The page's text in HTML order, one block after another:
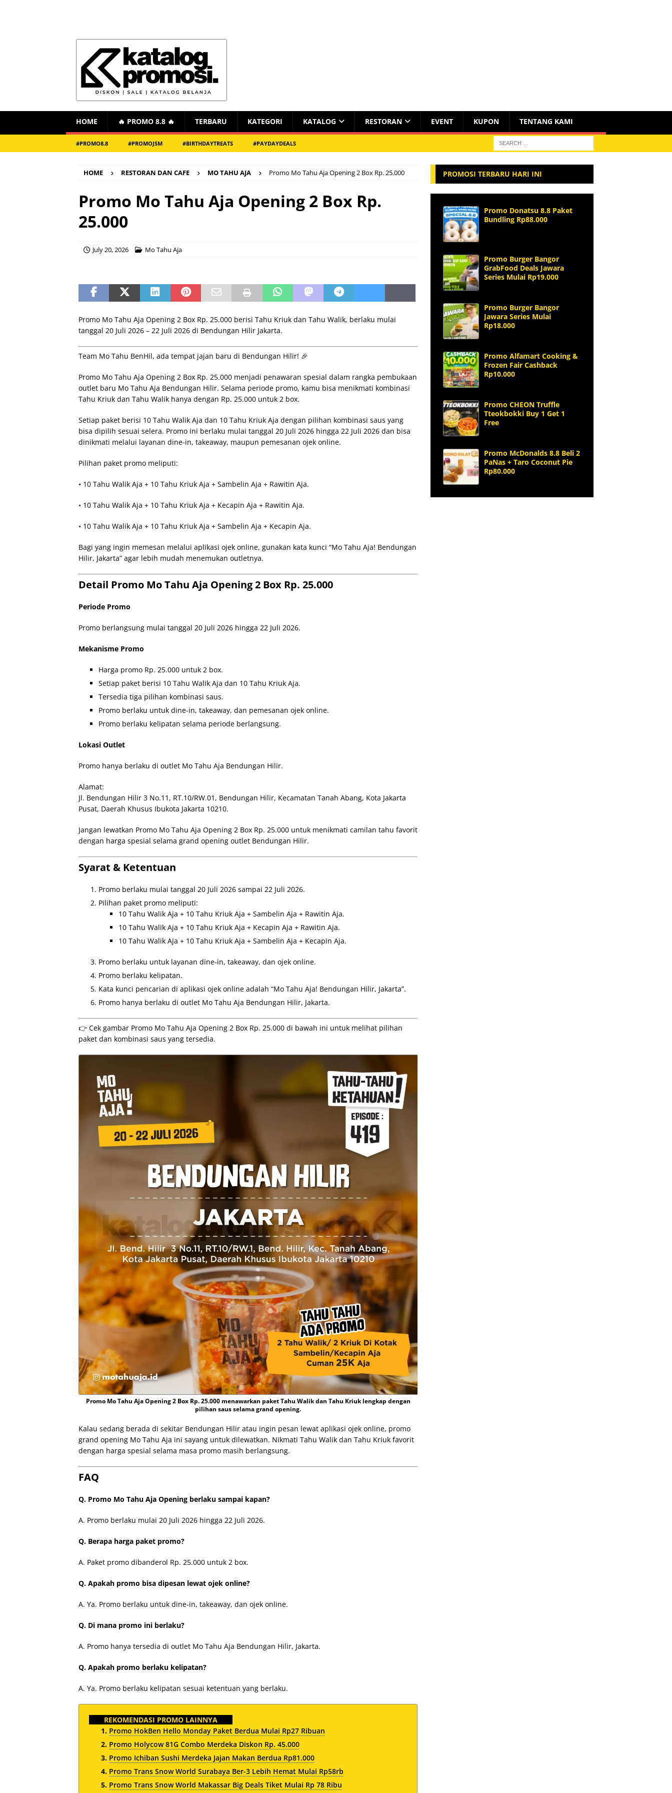
HOME 🔥 PROMO 8.8 🔥 TERBARU KATEGORI KATALOG RESTORAN EVENT KUPON TENTANG KAMI
#PROMO8.8 #PROMOJSM #BIRTHDAYTREATS #PAYDAYDEALS
HOME RESTORAN DAN CAFE MO TAHU AJA Promo Mo Tahu Aja Opening 2 Box Rp. 25.000
Promo Mo Tahu Aja Opening 2 Box Rp.
25.000
July 20, 2026 Mo Tahu Aja
Promo Mo Tahu Aja Opening 2 Box Rp. 25.000 berisi Tahu Kriuk dan Tahu Walik, berlaku mulai
tanggal 20 Juli 2026 – 22 Juli 2026 di Bendungan Hilir Jakarta.
Team Mo Tahu BenHil, ada tempat jajan baru di Bendungan Hilir! 🎉
Promo Mo Tahu Aja Opening 2 Box Rp. 25.000 menjadi penawaran spesial dalam rangka pembukaan
outlet baru Mo Tahu Aja Bendungan Hilir. Selama periode promo, kamu bisa menikmati kombinasi
Tahu Kriuk dan Tahu Walik hanya dengan Rp. 25.000 untuk 2 box.
Setiap paket berisi 10 Tahu Walik Aja dan 10 Tahu Kriuk Aja dengan pilihan kombinasi saus yang
bisa dipilih sesuai selera. Promo ini berlaku mulai tanggal 20 Juli 2026 hingga 22 Juli 2026 dan bisa
dinikmati melalui layanan dine-in, takeaway, maupun pemesanan ojek online.
Pilihan paket promo meliputi:
• 10 Tahu Walik Aja + 10 Tahu Kriuk Aja + Sambelin Aja + Rawitin Aja.
• 10 Tahu Walik Aja + 10 Tahu Kriuk Aja + Kecapin Aja + Rawitin Aja.
• 10 Tahu Walik Aja + 10 Tahu Kriuk Aja + Sambelin Aja + Kecapin Aja.
Bagi yang ingin memesan melalui aplikasi ojek online, gunakan kata kunci “Mo Tahu Aja! Bendungan
Hilir, Jakarta” agar lebih mudah menemukan outletnya.
Detail Promo Mo Tahu Aja Opening 2 Box Rp. 25.000
Periode Promo
Promo berlangsung mulai tanggal 20 Juli 2026 hingga 22 Juli 2026.
Mekanisme Promo
Harga promo Rp. 25.000 untuk 2 box.
Setiap paket berisi 10 Tahu Walik Aja dan 10 Tahu Kriuk Aja.
Tersedia tiga pilihan kombinasi saus.
Promo berlaku untuk dine-in, takeaway, dan pemesanan ojek online.
Promo berlaku kelipatan selama periode berlangsung.
Lokasi Outlet
Promo hanya berlaku di outlet Mo Tahu Aja Bendungan Hilir.
Alamat:
Jl. Bendungan Hilir 3 No.11, RT.10/RW.01, Bendungan Hilir, Kecamatan Tanah Abang, Kota Jakarta
Pusat, Daerah Khusus Ibukota Jakarta 10210.
Jangan lewatkan Promo Mo Tahu Aja Opening 2 Box Rp. 25.000 untuk menikmati camilan tahu favorit
dengan harga spesial selama grand opening outlet Bendungan Hilir.
Syarat & Ketentuan
Promo berlaku mulai tanggal 20 Juli 2026 sampai 22 Juli 2026.
Pilihan paket promo meliputi:
10 Tahu Walik Aja + 10 Tahu Kriuk Aja + Sambelin Aja + Rawitin Aja.
10 Tahu Walik Aja + 10 Tahu Kriuk Aja + Kecapin Aja + Rawitin Aja.
10 Tahu Walik Aja + 10 Tahu Kriuk Aja + Sambelin Aja + Kecapin Aja.
Promo berlaku untuk layanan dine-in, takeaway, dan ojek online.
Promo berlaku kelipatan.
Kata kunci pencarian di aplikasi ojek online adalah “Mo Tahu Aja! Bendungan Hilir, Jakarta”.
Promo hanya berlaku di outlet Mo Tahu Aja Bendungan Hilir, Jakarta.
👉 Cek gambar Promo Mo Tahu Aja Opening 2 Box Rp. 25.000 di bawah ini untuk melihat pilihan
paket dan kombinasi saus yang tersedia.
Promo Mo Tahu Aja Opening 2 Box Rp. 25.000 menawarkan paket Tahu Walik dan Tahu Kriuk lengkap dengan
pilihan saus selama grand opening.
Kalau sedang berada di sekitar Bendungan Hilir atau ingin pesan lewat aplikasi ojek online, promo
grand opening Mo Tahu Aja ini sayang untuk dilewatkan. Nikmati Tahu Walik dan Tahu Kriuk favorit
dengan harga spesial selama masa promo masih berlangsung.
FAQ
Q. Promo Mo Tahu Aja Opening berlaku sampai kapan?
A. Promo berlaku mulai 20 Juli 2026 hingga 22 Juli 2026.
Q. Berapa harga paket promo?
A. Paket promo dibanderol Rp. 25.000 untuk 2 box.
Q. Apakah promo bisa dipesan lewat ojek online?
A. Ya. Promo berlaku untuk dine-in, takeaway, dan ojek online.
Q. Di mana promo ini berlaku?
A. Promo hanya tersedia di outlet Mo Tahu Aja Bendungan Hilir, Jakarta.
Q. Apakah promo berlaku kelipatan?
A. Ya. Promo berlaku kelipatan sesuai ketentuan yang berlaku.
REKOMENDASI PROMO LAINNYA
Promo HokBen Hello Monday Paket Berdua Mulai Rp27 Ribuan
Promo Holycow 81G Combo Merdeka Diskon Rp. 45.000
Promo Ichiban Sushi Merdeka Jajan Makan Berdua Rp81.000
Promo Trans Snow World Surabaya Ber-3 Lebih Hemat Mulai Rp58rb
Promo Trans Snow World Makassar Big Deals Tiket Mulai Rp 78 Ribu
PROMOSI TERBARU HARI INI
Promo Donatsu 8.8 Paket
Bundling Rp88.000
Promo Burger Bangor
GrabFood Deals Jawara
Series Mulai Rp19.000
Promo Burger Bangor
Jawara Series Mulai
Rp18.000
Promo Alfamart Cooking &
Frozen Fair Cashback
Rp10.000
Promo CHEON Truffle
Tteokbokki Buy 1 Get 1
Free
Promo McDonalds 8.8 Beli 2
PaNas + Taro Coconut Pie
Rp80.000